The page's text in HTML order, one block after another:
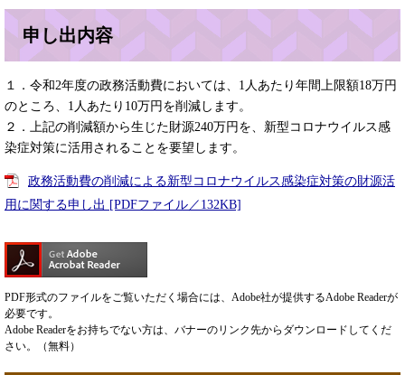
申し出内容
１．令和2年度の政務活動費においては、1人あたり年間上限額18万円
のところ、1人あたり10万円を削減します。
２．上記の削減額から生じた財源240万円を、新型コロナウイルス感
染症対策に活用されることを要望します。
政務活動費の削減による新型コロナウイルス感染症対策の財源活
用に関する申し出 [PDFファイル／132KB]
PDF形式のファイルをご覧いただく場合には、Adobe社が提供するAdobe Readerが
必要です。
Adobe Readerをお持ちでない方は、バナーのリンク先からダウンロードしてくだ
さい。（無料）